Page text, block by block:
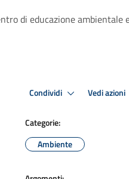
di educazione ambientale
Condividi Vedi azioni
Categorie:
Ambiente